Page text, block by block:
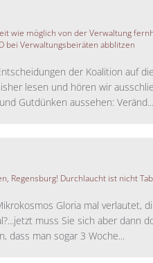
wie möglich von der Verwaltung
bei Verwaltungsbeiräten abblitzen
der Koalition auf
lesen und hören wir
Gutdünken aussehen: Veränd...
Regensburg! Durchlaucht ist nicht
Gloria mal verlautet,
muss Sie sich aber dann
dass man sogar 3 Woche...